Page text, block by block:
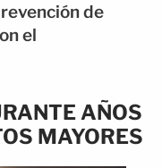
de
el
AÑOS
MAYORES